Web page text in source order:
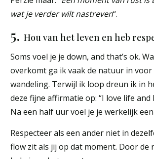
wat je verder wilt nastreven“.
5. Hou van het leven en heb
Soms voel je je down, and that’s ok.
overkomt ga ik vaak de natuur in voor
wandeling. Terwijl ik loop dreun ik in
deze fijne affirmatie op: “I love life and
Na een half uur voel je je werkelijk
Respecteer als een ander niet in
flow zit als jij op dat moment. Door de